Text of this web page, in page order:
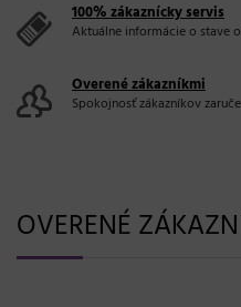
100% zákaznícky servis
Aktuálne informácie o stave
Overené zákazníkmi
Spokojnosť zákazníkov
OVERENÉ